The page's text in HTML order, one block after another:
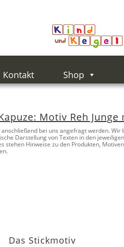
Kontakt Shop
Motiv Reh Junge
bei uns angefragt werden.
Darstellung von Texten in den
stehen Hinweise zu den Produkten,
Das Stickmotiv